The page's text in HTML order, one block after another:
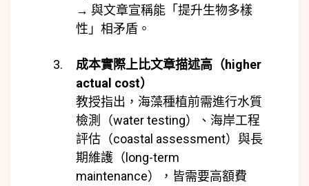
→ 與文章宣稱能「提升生物多樣
性」相矛盾。
成本實際上比文章描述高（higher
actual cost）
教授指出，海藻種植前需進行水質
檢測（water testing）、海岸工程
評估（coastal assessment）與長
期維護（long-term
maintenance），皆需要高額費